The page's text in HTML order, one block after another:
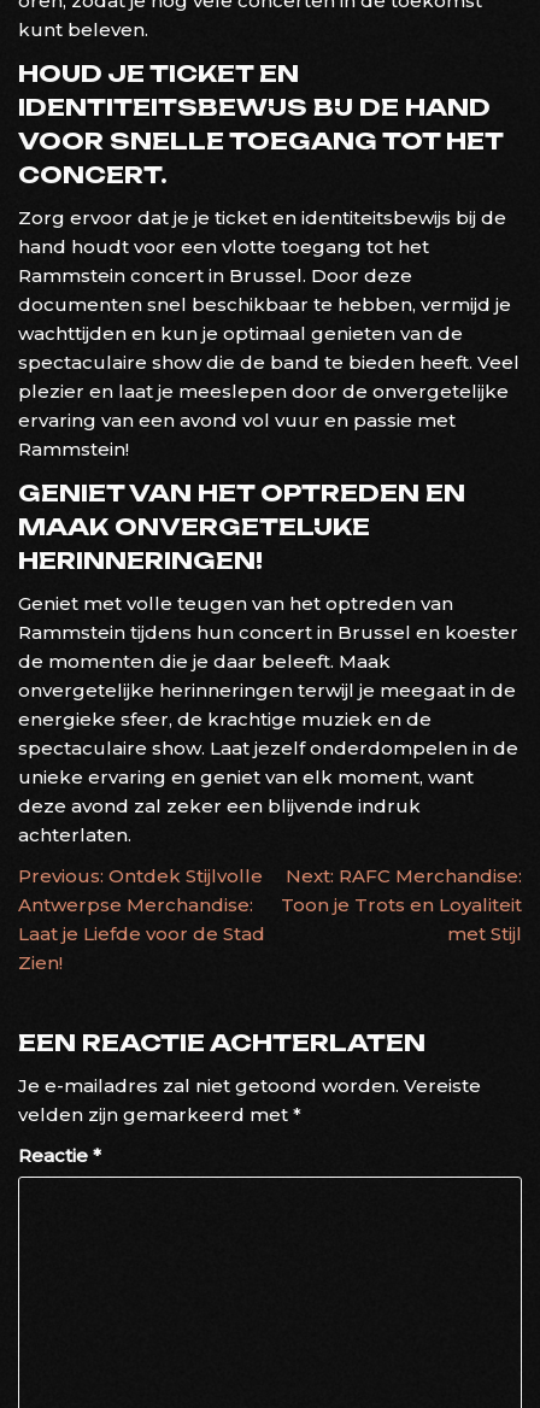
kunt beleven.
HOUD JE TICKET EN
IDENTITEITSBEWIJS BIJ DE HAND
VOOR SNELLE TOEGANG TOT HET
CONCERT.
Zorg ervoor dat je je ticket en identiteitsbewijs bij de
hand houdt voor een vlotte toegang tot het
Rammstein concert in Brussel. Door deze
documenten snel beschikbaar te hebben, vermijd je
wachttijden en kun je optimaal genieten van de
spectaculaire show die de band te bieden heeft. Veel
plezier en laat je meeslepen door de onvergetelijke
ervaring van een avond vol vuur en passie met
Rammstein!
GENIET VAN HET OPTREDEN EN
MAAK ONVERGETELIJKE
HERINNERINGEN!
Geniet met volle teugen van het optreden van
Rammstein tijdens hun concert in Brussel en koester
de momenten die je daar beleeft. Maak
onvergetelijke herinneringen terwijl je meegaat in de
energieke sfeer, de krachtige muziek en de
spectaculaire show. Laat jezelf onderdompelen in de
unieke ervaring en geniet van elk moment, want
deze avond zal zeker een blijvende indruk
achterlaten.
BERICHTNAVIGATIE
Previous: Ontdek Stijlvolle
Antwerpse Merchandise:
Laat je Liefde voor de Stad
Zien!
Next: RAFC Merchandise:
Toon je Trots en Loyaliteit
met Stijl
EEN REACTIE ACHTERLATEN
Je e-mailadres zal niet getoond worden. Vereiste
velden zijn gemarkeerd met *
Reactie *